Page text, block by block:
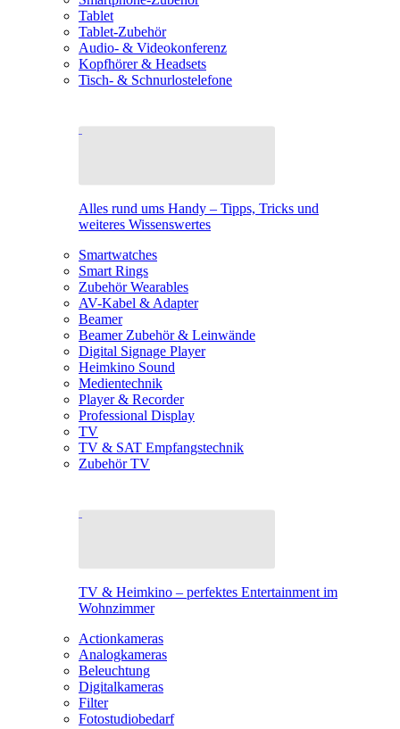
Tablet
Tablet-Zubehör
Audio- & Videokonferenz
Kopfhörer & Headsets
Tisch- & Schnurlostelefone
Alles rund ums Handy – Tipps, Tricks und
weiteres Wissenswertes
Smartwatches
Smart Rings
Zubehör Wearables
AV-Kabel & Adapter
Beamer
Beamer Zubehör & Leinwände
Digital Signage Player
Heimkino Sound
Medientechnik
Player & Recorder
Professional Display
TV
TV & SAT Empfangstechnik
Zubehör TV
TV & Heimkino – perfektes Entertainment im
Wohnzimmer
Actionkameras
Analogkameras
Beleuchtung
Digitalkameras
Filter
Fotostudiobedarf